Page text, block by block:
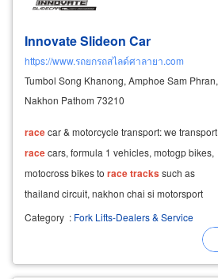
Innovate Slideon Car
https://www.รถยกรถสไลด์ศาลายา.com
Tumbol Song Khanong, Amphoe Sam Phran,
Nakhon Pathom 73210
racecar & motorcycle transport: we transport
racecars, formula 1 vehicles, motogp bikes,
motocross bikes to racetrackssuch as
thailand circuit, nakhon chai si motorsport
complex, chang international circuit, pirelli
samut
songkhram, toyota/honda/isuzu/bridgestone
Category : Fork Lifts-Dealers & Service